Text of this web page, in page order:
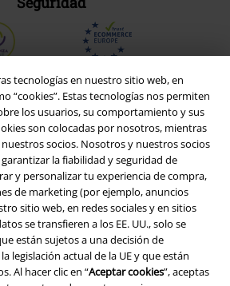
tecnologías en nuestro sitio web, en
“cookies”. Estas tecnologías nos permiten
los usuarios, su comportamiento y sus
son colocadas por nosotros, mientras
socios. Nosotros y nuestros socios
la fiabilidad y seguridad de
y personalizar tu experiencia de compra,
de marketing (por ejemplo, anuncios
sitio web, en redes sociales y en sitios
se transfieren a los EE. UU., solo se
están sujetos a una decisión de
legislación actual de la UE y que están
Al hacer clic en “Aceptar cookies”, aceptas